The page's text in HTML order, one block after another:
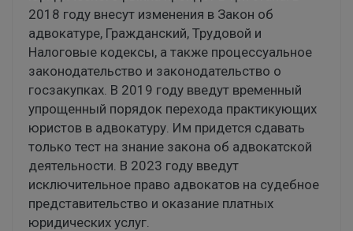
2018 году внесут изменения в Закон об
адвокатуре, Гражданский, Трудовой и
Налоговые кодексы, а также процессуальное
законодательство и законодательство о
госзакупках. В 2019 году введут временный
упрощенный порядок перехода практикующих
юристов в адвокатуру. Им придется сдавать
только тест на знание закона об адвокатской
деятельности. В 2023 году введут
исключительное право адвокатов на судебное
представительство и оказание платных
юридических услуг.